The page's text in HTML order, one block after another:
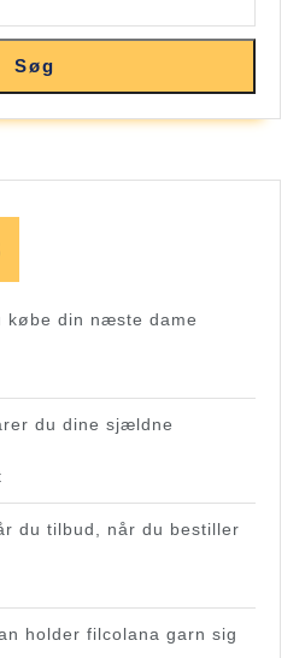
Søg
købe din næste dame
du dine sjældne
du tilbud, når du bestiller
holder filcolana garn sig